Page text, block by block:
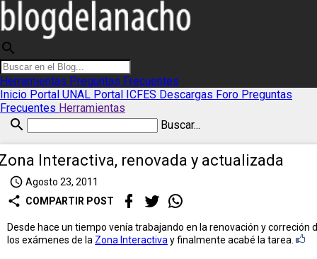
search
Herramientas Preguntas Frecuentes
Inicio Portal UNAL Portal ICFES Descargas Foro Preguntas
Frecuentes Herramientas
search Buscar...
Interactiva, renovada y actualizada
access_time Agosto 23, 2011
share COMPARTIR POST
Desde hace un tiempo venía trabajando en la renovación y correción
los exámenes de la Zona Interactiva y finalmente acabé la tarea.